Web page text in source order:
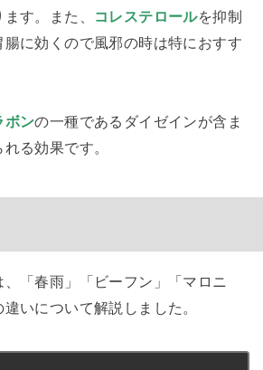
す。また、
コレステロールを抑制
に効くので風邪の時は特におすす
ボンの一種であるダイゼインが含ま
る効果です。
「春雨」「ビーフン」「マロニ
いについて解説しました。